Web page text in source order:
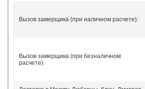
Вызов замерщика (при наличном расчете):
Вызов замерщика (при безналичном
расчете):